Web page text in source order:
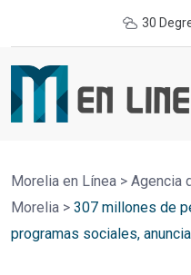
30
Morelia en Línea > Agencia
Morelia > 307 millones de
programas sociales,